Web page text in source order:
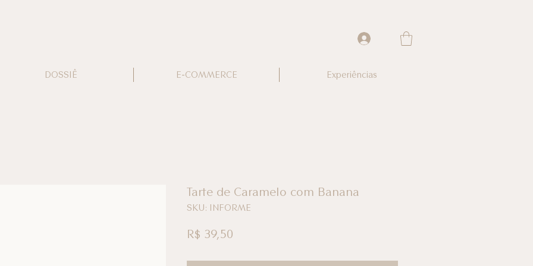
DOSSIÊ E-COMMERCE Experiências
Tarte de Caramelo com Banana
SKU: INFORME
R$ 39,50